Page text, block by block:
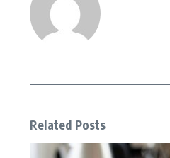
Related Posts